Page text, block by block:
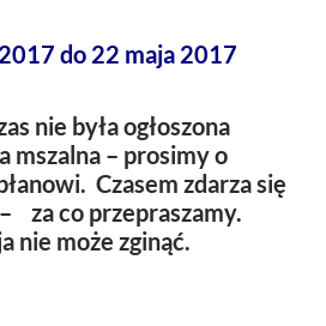
do 22 maja 2017
nie była ogłoszona
mszalna – prosimy o
Czasem zdarza się
za co przepraszamy.
nie może zginąć.